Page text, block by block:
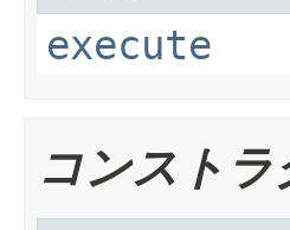
execute
コンスト